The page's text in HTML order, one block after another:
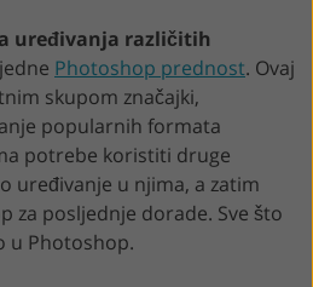
uređivanja različitih
Photoshop prednost. Ovaj
skupom značajki,
popularnih formata
potrebe koristiti druge
uređivanje u njima, a zatim
za posljednje dorade. Sve što
u Photoshop.